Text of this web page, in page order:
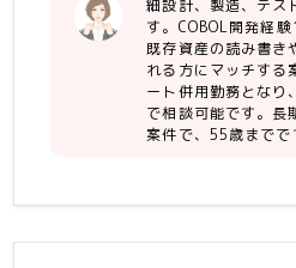
細設計、製造、テス
す。COBOL開発経
既存資産の読み書き
れる方にマッチする
ート併用勤務となり
で相談可能です。長
案件で、55歳までで